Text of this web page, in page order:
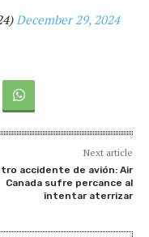
December 29, 2024
Next article
accidente de avión: Air
Canada sufre percance al
intentar aterrizar